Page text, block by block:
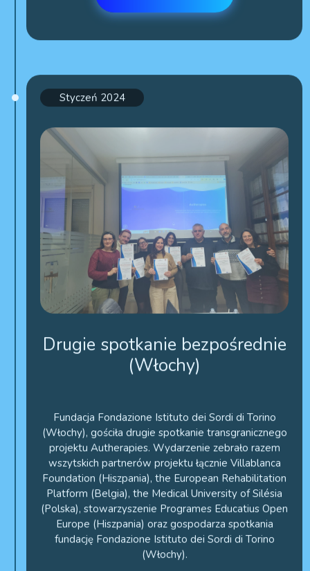
Styczeń 2024
Drugie spotkanie bezpośrednie
(Włochy)
projektu Autherapies. Wydarzenie zebrało razem
wszytskich partnerów projektu łącznie Villablanca
Foundation (Hiszpania), the European Rehabilitation
Platform (Belgia), the Medical University of Silésia
(Polska), stowarzyszenie Programes Educatius Open
Europe (Hiszpania) oraz gospodarza spotkania
fundację Fondazione Istituto dei Sordi di Torino
(Włochy).